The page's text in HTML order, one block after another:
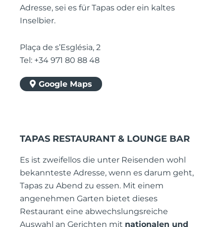
Adresse, sei es für Tapas oder ein kaltes
Inselbier.
Plaça de s’Església, 2
Tel: +34 971 80 88 48
Google Maps
TAPAS RESTAURANT & LOUNGE BAR
Es ist zweifellos die unter Reisenden wohl
bekannteste Adresse, wenn es darum geht,
Tapas zu Abend zu essen. Mit einem
angenehmen Garten bietet dieses
Restaurant eine abwechslungsreiche
Auswahl an Gerichten mit nationalen und